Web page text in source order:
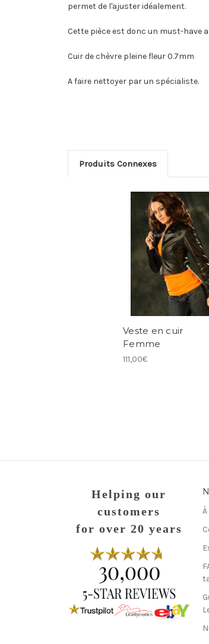
permet de l'ajuster idéalement.
Cette pièce est donc un must-have
Cuir de chèvre pleine fleur 0.7mm
A faire nettoyer par un spécialiste.
Produits Connexes
Veste en cuir
Femme
111,00€
Helping our
customers
for over 20 years